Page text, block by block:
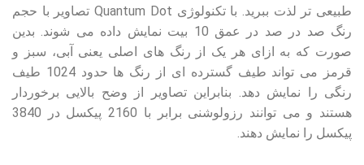
طبیعی تر لذت ببرید. با تکنولوژی Quantum Dot تصاویر با حجم
رنگ صد در صد در عمق 10 بیت نمایش داده می شوند. بدین
صورت که به ازای هر یک از رنگ های اصلی یعنی آبی، سبز و
قرمز می تواند طیف گسترده ای از رنگ ها حدود 1024 طیف
رنگی را نمایش دهد. بنابراین تصاویر از وضح بالایی برخوردار
هستند و می توانند رزولوشنی برابر با 2160 پیکسل در 3840
پیکسل را نمایش دهند.